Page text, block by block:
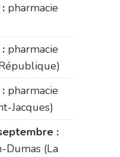
pharmacie
pharmacie
pharmacie
Jacques)
:
Dumas (La